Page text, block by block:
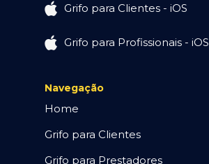
Grifo para Clientes - iOS
Grifo para Profissionais - iOS
Navegação
Home
Grifo para Clientes
Grifo para Prestadores